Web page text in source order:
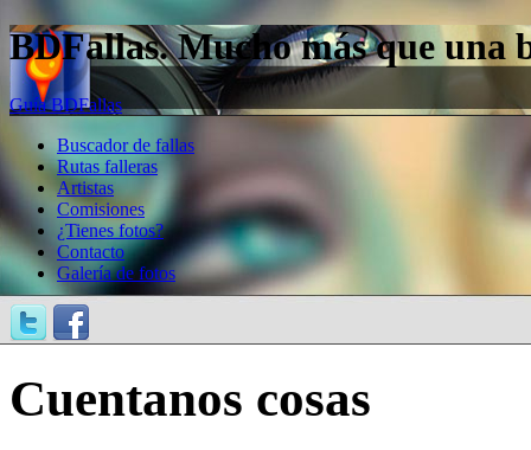
BDFallas. Mucho más que una
Guía BDFallas
Buscador de fallas
Rutas falleras
Artistas
Comisiones
¿Tienes fotos?
Contacto
Galería de fotos
Cuentanos cosas